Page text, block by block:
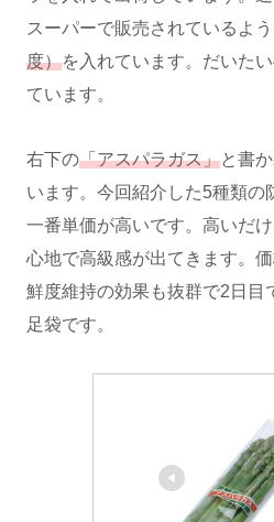
スーパーで販売されているよ
度）を入れています。だいた
ています。
右下の「アスパラガス」と書
います。今回紹介した5種類の
一番単価が高いです。高いだ
心地で高級感が出てきます。
鮮度維持の効果も抜群で2日目
足袋です。